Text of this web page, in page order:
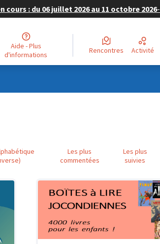
: du 06 juillet 2026 au 11 octobre 2026-
Aide - Plus
d'informations
Rencontres Activité
Les plus
commentées
Les plus
suivies